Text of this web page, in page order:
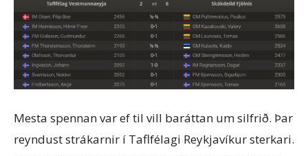
Mesta spennan var ef til vill baráttan um silfrið. Þar
reyndust strákarnir í Taflfélagi Reykjavíkur sterkari.